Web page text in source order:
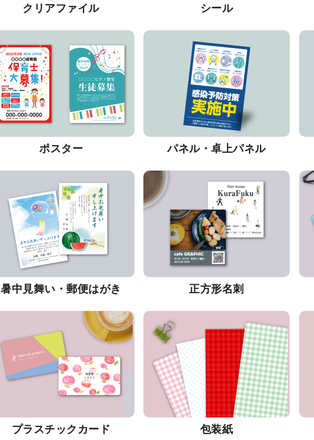
クリアファイル シール
ポスター パネル・卓上パネル
暑中見舞い・郵便はがき 正方形名刺
プラスチックカード 包装紙